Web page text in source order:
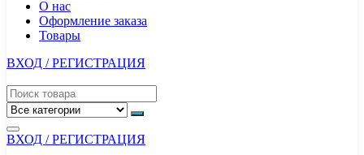
О нас
Оформление заказа
Товары
ВХОД / РЕГИСТРАЦИЯ
ВХОД / РЕГИСТРАЦИЯ